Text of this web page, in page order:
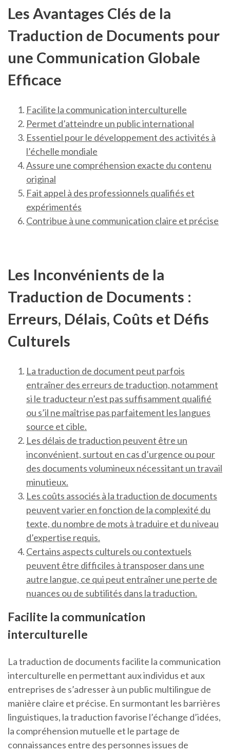
Les Avantages Clés de la
Traduction de Documents pour
une Communication Globale
Efficace
Facilite la communication interculturelle
Permet d’atteindre un public international
Essentiel pour le développement des activités à
l’échelle mondiale
Assure une compréhension exacte du contenu
original
Fait appel à des professionnels qualifiés et
expérimentés
Contribue à une communication claire et précise
Les Inconvénients de la
Traduction de Documents :
Erreurs, Délais, Coûts et Défis
Culturels
La traduction de document peut parfois
entraîner des erreurs de traduction, notamment
si le traducteur n’est pas suffisamment qualifié
ou s’il ne maîtrise pas parfaitement les langues
source et cible.
Les délais de traduction peuvent être un
inconvénient, surtout en cas d’urgence ou pour
des documents volumineux nécessitant un travail
minutieux.
Les coûts associés à la traduction de documents
peuvent varier en fonction de la complexité du
texte, du nombre de mots à traduire et du niveau
d’expertise requis.
Certains aspects culturels ou contextuels
peuvent être difficiles à transposer dans une
autre langue, ce qui peut entraîner une perte de
nuances ou de subtilités dans la traduction.
Facilite la communication
interculturelle
La traduction de documents facilite la communication
interculturelle en permettant aux individus et aux
entreprises de s’adresser à un public multilingue de
manière claire et précise. En surmontant les barrières
linguistiques, la traduction favorise l’échange d’idées,
la compréhension mutuelle et le partage de
connaissances entre des personnes issues de